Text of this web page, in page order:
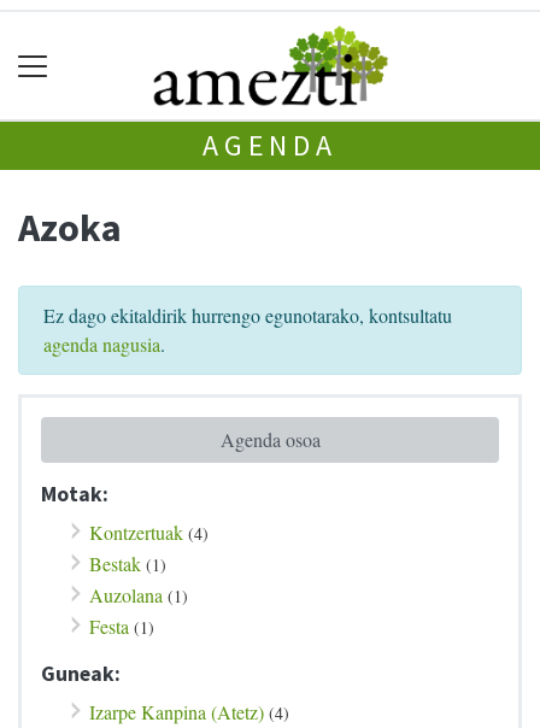
AGENDA
Azoka
Ez dago ekitaldirik hurrengo egunotarako, kontsultatu
agenda nagusia.
Agenda osoa
Motak:
Kontzertuak (4)
Bestak (1)
Auzolana (1)
Festa (1)
Guneak:
Izarpe Kanpina (Atetz) (4)